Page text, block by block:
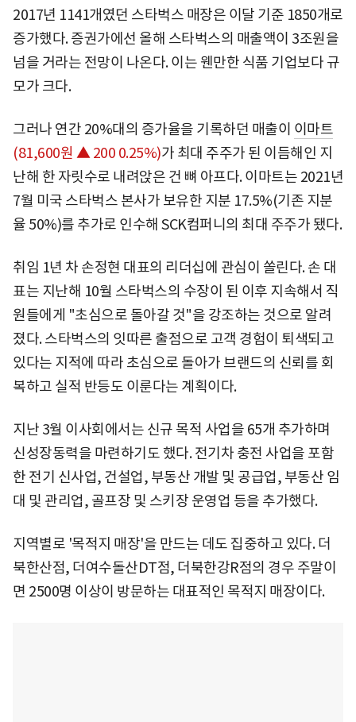
2017년 1141개였던 스타벅스 매장은 이달 기준 1850개로
증가했다. 증권가에선 올해 스타벅스의 매출액이 3조원을
넘을 거라는 전망이 나온다. 이는 웬만한 식품 기업보다 규
모가 크다.
그러나 연간 20%대의 증가율을 기록하던 매출이 이마트
(81,600원 ▲ 200 0.25%)가 최대 주주가 된 이듬해인 지
난해 한 자릿수로 내려앉은 건 뼈 아프다. 이마트는 2021년
7월 미국 스타벅스 본사가 보유한 지분 17.5%(기존 지분
율 50%)를 추가로 인수해 SCK컴퍼니의 최대 주주가 됐다.
취임 1년 차 손정현 대표의 리더십에 관심이 쏠린다. 손 대
표는 지난해 10월 스타벅스의 수장이 된 이후 지속해서 직
원들에게 "초심으로 돌아갈 것"을 강조하는 것으로 알려
졌다. 스타벅스의 잇따른 출점으로 고객 경험이 퇴색되고
있다는 지적에 따라 초심으로 돌아가 브랜드의 신뢰를 회
복하고 실적 반등도 이룬다는 계획이다.
지난 3월 이사회에서는 신규 목적 사업을 65개 추가하며
신성장동력을 마련하기도 했다. 전기차 충전 사업을 포함
한 전기 신사업, 건설업, 부동산 개발 및 공급업, 부동산 임
대 및 관리업, 골프장 및 스키장 운영업 등을 추가했다.
지역별로 '목적지 매장'을 만드는 데도 집중하고 있다. 더
북한산점, 더여수돌산DT점, 더북한강R점의 경우 주말이
면 2500명 이상이 방문하는 대표적인 목적지 매장이다.